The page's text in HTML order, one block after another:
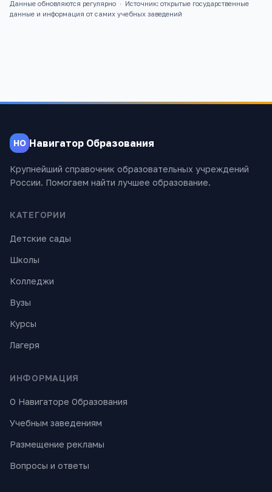
Данные обновляются регулярно ·
Источник: открытые государственные
данные и информация от самих учебных заведений
НО Навигатор Образования
Крупнейший справочник образовательных учреждений
России. Помогаем найти лучшее образование.
КАТЕГОРИИ
Детские сады
Школы
Колледжи
Вузы
Курсы
Лагеря
ИНФОРМАЦИЯ
О Навигаторе Образования
Учебным заведениям
Размещение рекламы
Вопросы и ответы